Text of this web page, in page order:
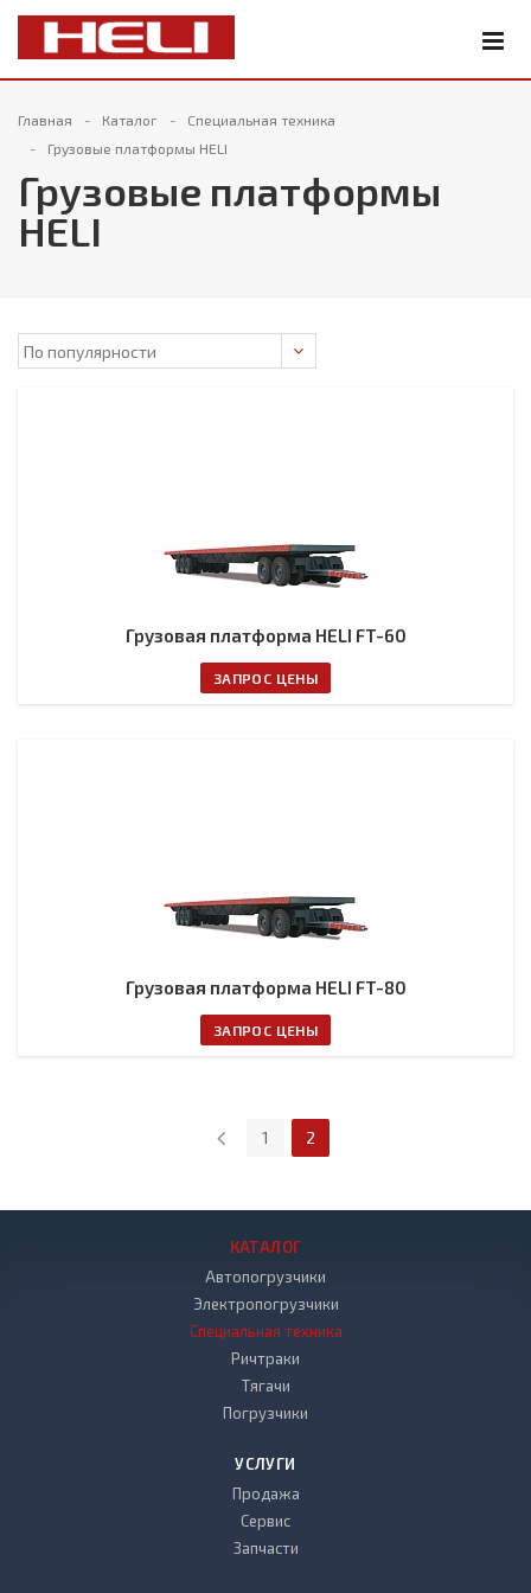
Главная Каталог
Специальная техника
Грузовые платформы HELI
Грузовые платформы
HELI
Грузовая платформа HELI FT-60
ЗАПРОС ЦЕНЫ
Грузовая платформа HELI FT-80
ЗАПРОС ЦЕНЫ
1 2
КАТАЛОГ
Автопогрузчики
Электропогрузчики
Специальная техника
Ричтраки
Тягачи
Погрузчики
УСЛУГИ
Продажа
Сервис
Запчасти